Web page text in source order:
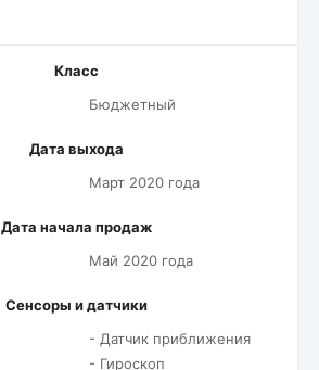
Класс
Бюджетный
Дата выхода
Март 2020 года
Дата начала продаж
Май 2020 года
Сенсоры и датчики
- Датчик приближения
- Гироскоп